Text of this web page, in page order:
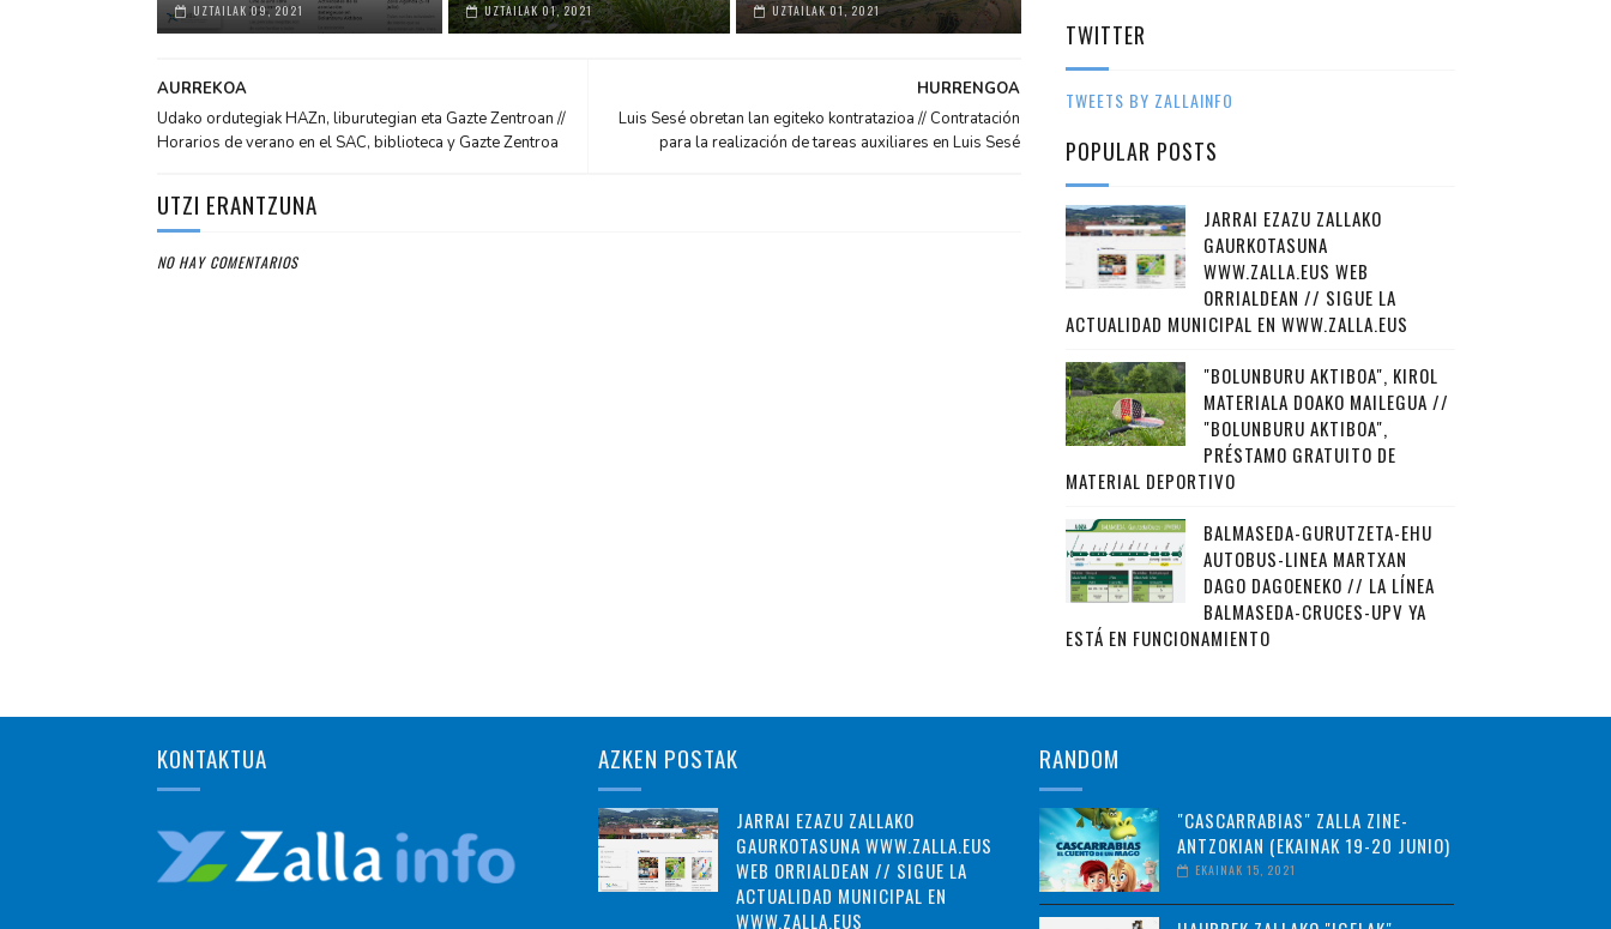
UZTAILAK 09, 2021 UZTAILAK 01, 2021 UZTAILAK 01, 2021
HURRENGOA
Luis Sesé obretan lan egiteko kontratazioa // Contratación
para la realización de tareas auxiliares en Luis Sesé
AURREKOA
Udako ordutegiak HAZn, liburutegian eta Gazte Zentroan //
Horarios de verano en el SAC, biblioteca y Gazte Zentroa
UTZI ERANTZUNA
NO HAY COMENTARIOS
TWITTER
TWEETS BY ZALLAINFO
POPULAR POSTS
JARRAI EZAZU ZALLAKO
GAURKOTASUNA
WWW.ZALLA.EUS WEB
ORRIALDEAN // SIGUE LA
ACTUALIDAD MUNICIPAL EN WWW.ZALLA.EUS
"BOLUNBURU AKTIBOA", KIROL
MATERIALA DOAKO MAILEGUA //
"BOLUNBURU AKTIBOA",
PRÉSTAMO GRATUITO DE
MATERIAL DEPORTIVO
BALMASEDA-GURUTZETA-EHU
AUTOBUS-LINEA MARTXAN
DAGO DAGOENEKO // LA LÍNEA
BALMASEDA-CRUCES-UPV YA
ESTÁ EN FUNCIONAMIENTO
KONTAKTUA AZKEN POSTAK
JARRAI EZAZU ZALLAKO
GAURKOTASUNA WWW.ZALLA.EUS
WEB ORRIALDEAN // SIGUE LA
ACTUALIDAD MUNICIPAL EN
WWW.ZALLA.EUS
RANDOM
"CASCARRABIAS" ZALLA ZINE-
ANTZOKIAN (EKAINAK 19-20 JUNIO)
EKAINAK 15, 2021